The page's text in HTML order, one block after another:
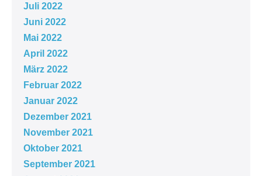
Juli 2022
Juni 2022
Mai 2022
April 2022
März 2022
Februar 2022
Januar 2022
Dezember 2021
November 2021
Oktober 2021
September 2021